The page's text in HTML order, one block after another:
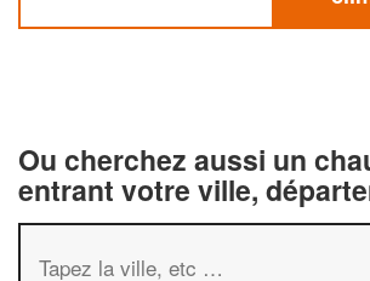
Ou cherchez aussi un
entrant votre ville,